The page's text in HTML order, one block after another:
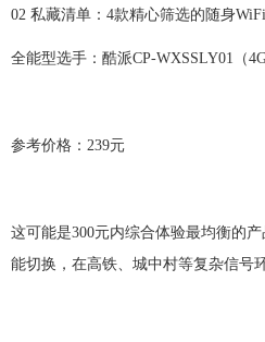
02 私藏清单： 4款精心筛选的随身
全能型选手： 酷派CP-WXSSLY01 （
参考价格： 239元
这可能是300元内综合体验最均衡的产
能切换，在高铁、城中村等复杂信号